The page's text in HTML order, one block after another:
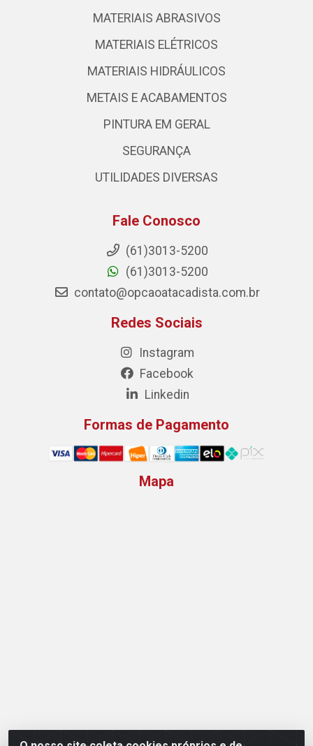
MATERIAIS ABRASIVOS
MATERIAIS ELÉTRICOS
MATERIAIS HIDRÁULICOS
METAIS E ACABAMENTOS
PINTURA EM GERAL
SEGURANÇA
UTILIDADES DIVERSAS
Fale Conosco
(61)3013-5200
(61)3013-5200
contato@opcaoatacadista.com.br
Redes Sociais
Instagram
Facebook
Linkedin
Formas de Pagamento
Mapa